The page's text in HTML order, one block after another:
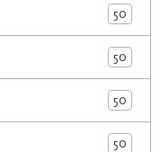
50
50
50
50